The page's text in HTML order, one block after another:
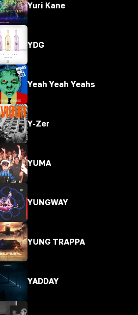
Yuri Kane
YDG
Yeah Yeah Yeahs
Y-Zer
YUMA
YUNGWAY
YUNG TRAPPA
YADDAY